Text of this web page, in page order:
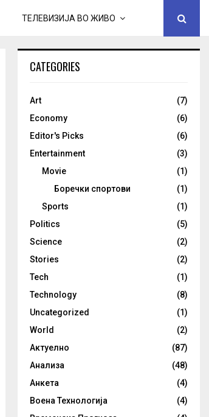
ТЕЛЕВИЗИЈА ВО ЖИВО
CATEGORIES
Art
(7)
Economy
(6)
Editor's Picks
(6)
Entertainment
(3)
Movie
(1)
Боречки спортови
(1)
Sports
(1)
Politics
(5)
Science
(2)
Stories
(2)
Tech
(1)
Technology
(8)
Uncategorized
(1)
World
(2)
Актуелно
(87)
Анализа
(48)
Анкета
(4)
Воена Технологија
(4)